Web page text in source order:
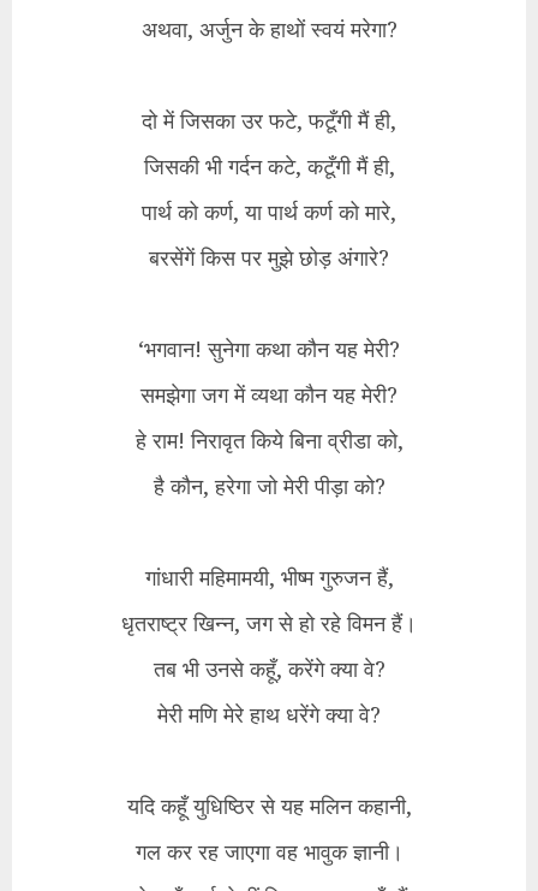
अथवा, अर्जुन के हाथों स्वयं मरेगा?
दो में जिसका उर फटे, फटूँगी मैं ही,
जिसकी भी गर्दन कटे, कटूँगी मैं ही,
पार्थ को कर्ण, या पार्थ कर्ण को मारे,
बरसेंगें किस पर मुझे छोड़ अंगारे?
‘भगवान! सुनेगा कथा कौन यह मेरी?
समझेगा जग में व्यथा कौन यह मेरी?
हे राम! निरावृत किये बिना व्रीडा को,
है कौन, हरेगा जो मेरी पीड़ा को?
गांधारी महिमामयी, भीष्म गुरुजन हैं,
धृतराष्ट्र खिन्न, जग से हो रहे विमन हैं।
तब भी उनसे कहूँ, करेंगे क्या वे?
मेरी मणि मेरे हाथ धरेंगे क्या वे?
यदि कहूँ युधिष्ठिर से यह मलिन कहानी,
गल कर रह जाएगा वह भावुक ज्ञानी।